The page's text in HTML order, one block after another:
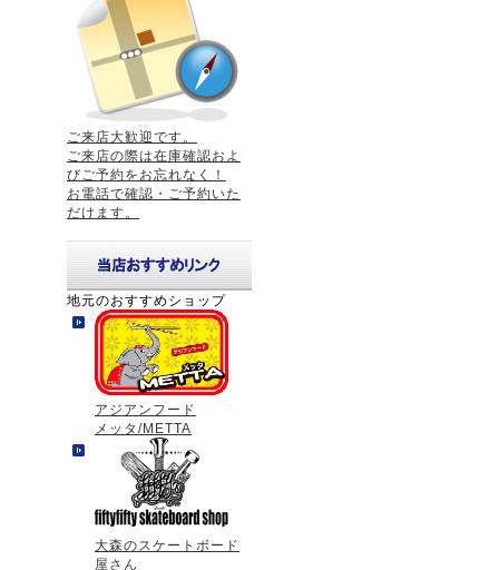
ご来店大歓迎です。
ご来店の際は在庫確認およ
びご予約をお忘れなく！
お電話で確認・ご予約いた
だけます。
地元のおすすめショップ
アジアンフード
メッタ/METTA
大森のスケートボード
屋さん